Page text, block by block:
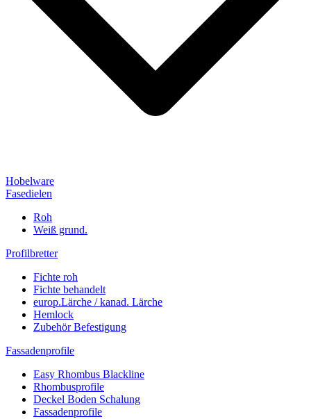
Hobelware
Fasedielen
Roh
Weiß grund.
Profilbretter
Fichte roh
Fichte behandelt
europ.Lärche / kanad. Lärche
Hemlock
Zubehör Befestigung
Fassadenprofile
Easy Rhombus Blackline
Rhombusprofile
Deckel Boden Schalung
Fassadenprofile